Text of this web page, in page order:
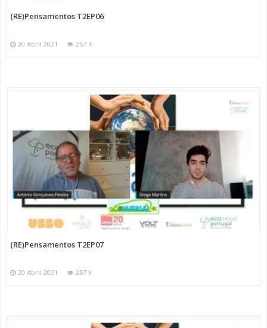
(RE)Pensamentos T2EP06
20 Abril 2021 257 K
(RE)Pensamentos T2EP07
20 Abril 2021 257 K